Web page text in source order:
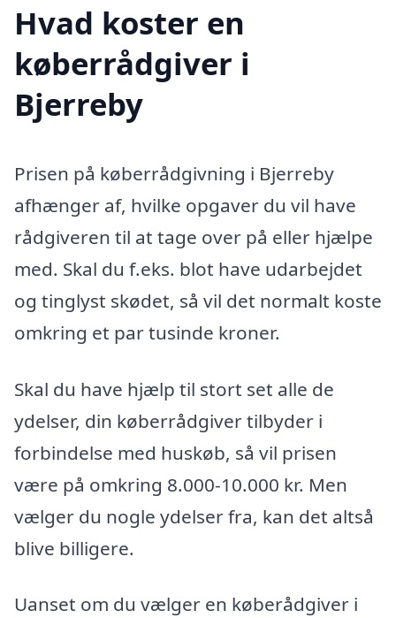
Hvad koster en
køberrådgiver i
Bjerreby
Prisen på køberrådgivning i Bjerreby
afhænger af, hvilke opgaver du vil have
rådgiveren til at tage over på eller hjælpe
med. Skal du f.eks. blot have udarbejdet
og tinglyst skødet, så vil det normalt koste
omkring et par tusinde kroner.
Skal du have hjælp til stort set alle de
ydelser, din køberrådgiver tilbyder i
forbindelse med huskøb, så vil prisen
være på omkring 8.000-10.000 kr. Men
vælger du nogle ydelser fra, kan det altså
blive billigere.
Uanset om du vælger en køberådgiver i